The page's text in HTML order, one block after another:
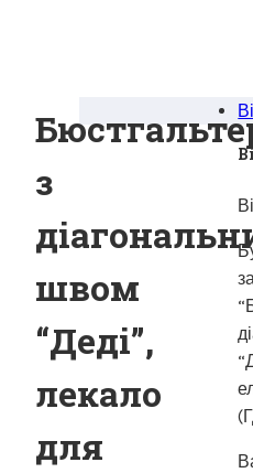
з
швом
“Деді”,
лекало
для